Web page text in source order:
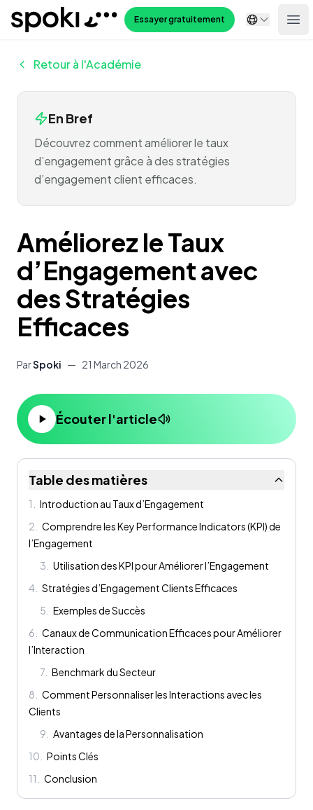
Spoki Essayer gratuitement
Retour à l'Académie
En Bref
Découvrez comment améliorer le taux
d’engagement grâce à des stratégies
d’engagement client efficaces.
Améliorez le Taux
d’Engagement avec
des Stratégies
Efficaces
ParSpoki — 21 March 2026
Écouter l'article
Table des matières
1
Introduction au Taux d’Engagement
2
Comprendre les Key Performance Indicators (KPI) de
l’Engagement
3
Utilisation des KPI pour Améliorer l’Engagement
4
Stratégies d’Engagement Clients Efficaces
5
Exemples de Succès
6
Canaux de Communication Efficaces pour Améliorer
l’Interaction
7 Benchmark du Secteur
8
Comment Personnaliser les Interactions avec les
Clients
9
Avantages de la Personnalisation
10
Points Clés
11
Conclusion